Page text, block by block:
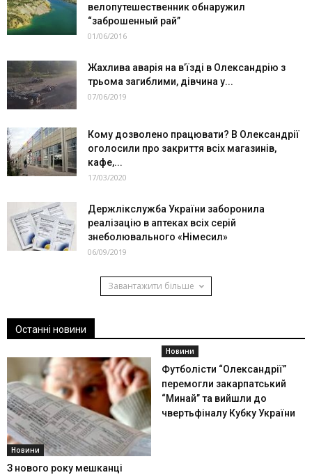
велопутешественник обнаружил
“заброшенный рай”
01/06/2016
Жахлива аварія на в’їзді в Олександрію з
трьома загиблими, дівчина у...
07/06/2019
Кому дозволено працювати? В Олександрії
оголосили про закриття всіх магазинів,
кафе,...
17/03/2020
Держлікслужба України заборонила
реалізацію в аптеках всіх серій
знеболювального «Німесил»
06/09/2019
Завантажити більше
Останні новини
Новини
З нового року мешканці
Новини
Футболісти “Олександрії”
перемогли закарпатський
“Минай” та вийшли до
чвертьфіналу Кубку України